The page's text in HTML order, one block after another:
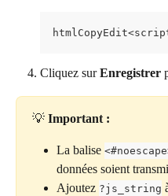
Cliquez sur Enregistrer
💡 Important :
La balise
données soient
Ajoutez ?js_string